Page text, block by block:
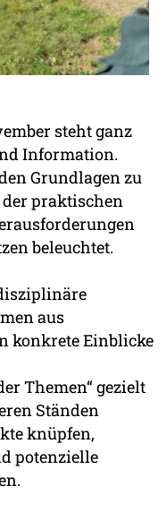
steht ganz
Information.
Grundlagen zu
der praktischen
beleuchtet.
aus
konkrete Einblicke
Themen“ gezielt
Ständen
knüpfen,
potenzielle